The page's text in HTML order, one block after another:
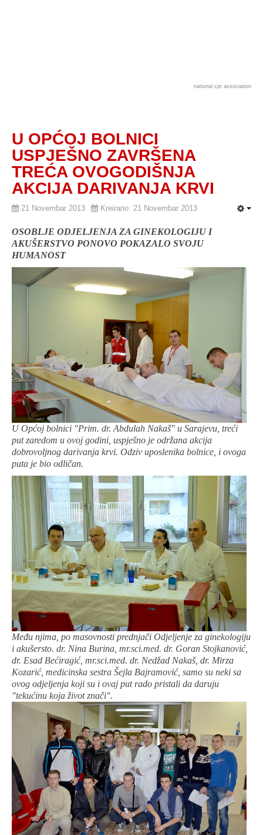
national cpr association
U OPĆOJ BOLNICI
USPJEŠNO ZAVRŠENA
TREĆA OVOGODIŠNJA
AKCIJA DARIVANJA KRVI
21 Novembar 2013 Kreirano: 21 Novembar 2013
OSOBLJE ODJELJENJA ZA GINEKOLOGIJU I
AKUŠERSTVO PONOVO POKAZALO SVOJU
HUMANOST
U Općoj bolnici "Prim. dr. Abdulah Nakaš" u Sarajevu, treći
put zaredom u ovoj godini, uspješno je održana akcija
dobrovoljnog darivanja krvi. Odziv uposlenika bolnice, i ovoga
puta je bio odličan.
Među njima, po masovnosti prednjači Odjeljenje za ginekologiju
i akušersto. dr. Nina Burina, mr.sci.med. dr. Goran Stojkanović,
dr. Esad Bećiragić, mr.sci.med. dr. Nedžad Nakaš, dr. Mirza
Kozarić, medicinska sestra Šejla Bajramović, samo su neki sa
ovog odjeljenja koji su i ovaj put rado pristali da daruju
"tekućinu koja život znači".